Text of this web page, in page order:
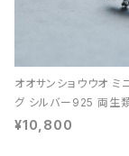
オオサンショウウオ ミ
グ シルバー925 両生
ディース ユニセックス
¥10,800